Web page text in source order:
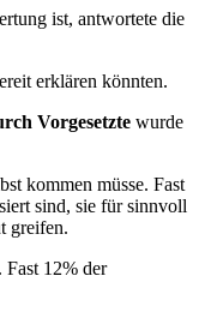
ist, antwortete die
erklären könnten.
Vorgesetzte wurde
kommen müsse. Fast
sind, sie für sinnvoll
greifen.
Fast 12% der